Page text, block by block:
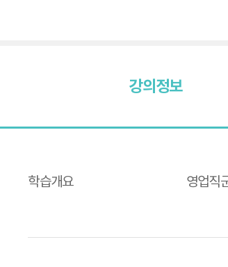
강의정보
학습개요 영업직